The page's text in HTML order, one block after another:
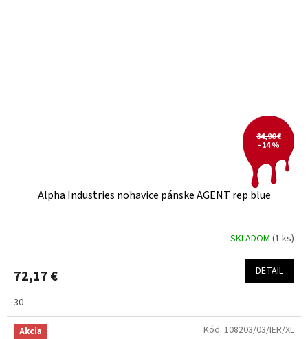
84,90 €
–14 %
Alpha Industries nohavice pánske AGENT rep blue
SKLADOM (1 ks)
72,17 € DETAIL
30
Akcia Kód: 108203/03/IER/XL